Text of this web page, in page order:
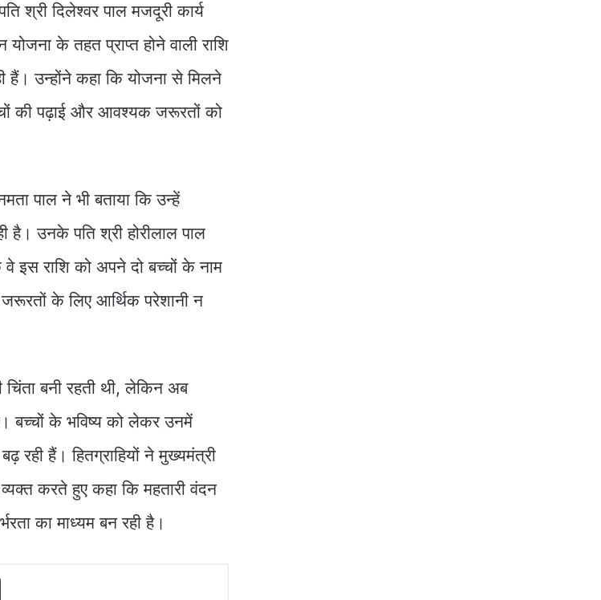
श्री दिलेश्वर पाल मजदूरी कार्य
के तहत प्राप्त होने वाली राशि
हैं। उन्होंने कहा कि योजना से मिलने
की पढ़ाई और आवश्यक जरूरतों को
पाल ने भी बताया कि उन्हें
है। उनके पति श्री होरीलाल पाल
इस राशि को अपने दो बच्चों के नाम
जरूरतों के लिए आर्थिक परेशानी न
बनी रहती थी, लेकिन अब
बच्चों के भविष्य को लेकर उनमें
रही हैं। हितग्राहियों ने मुख्यमंत्री
करते हुए कहा कि महतारी वंदन
का माध्यम बन रही है।